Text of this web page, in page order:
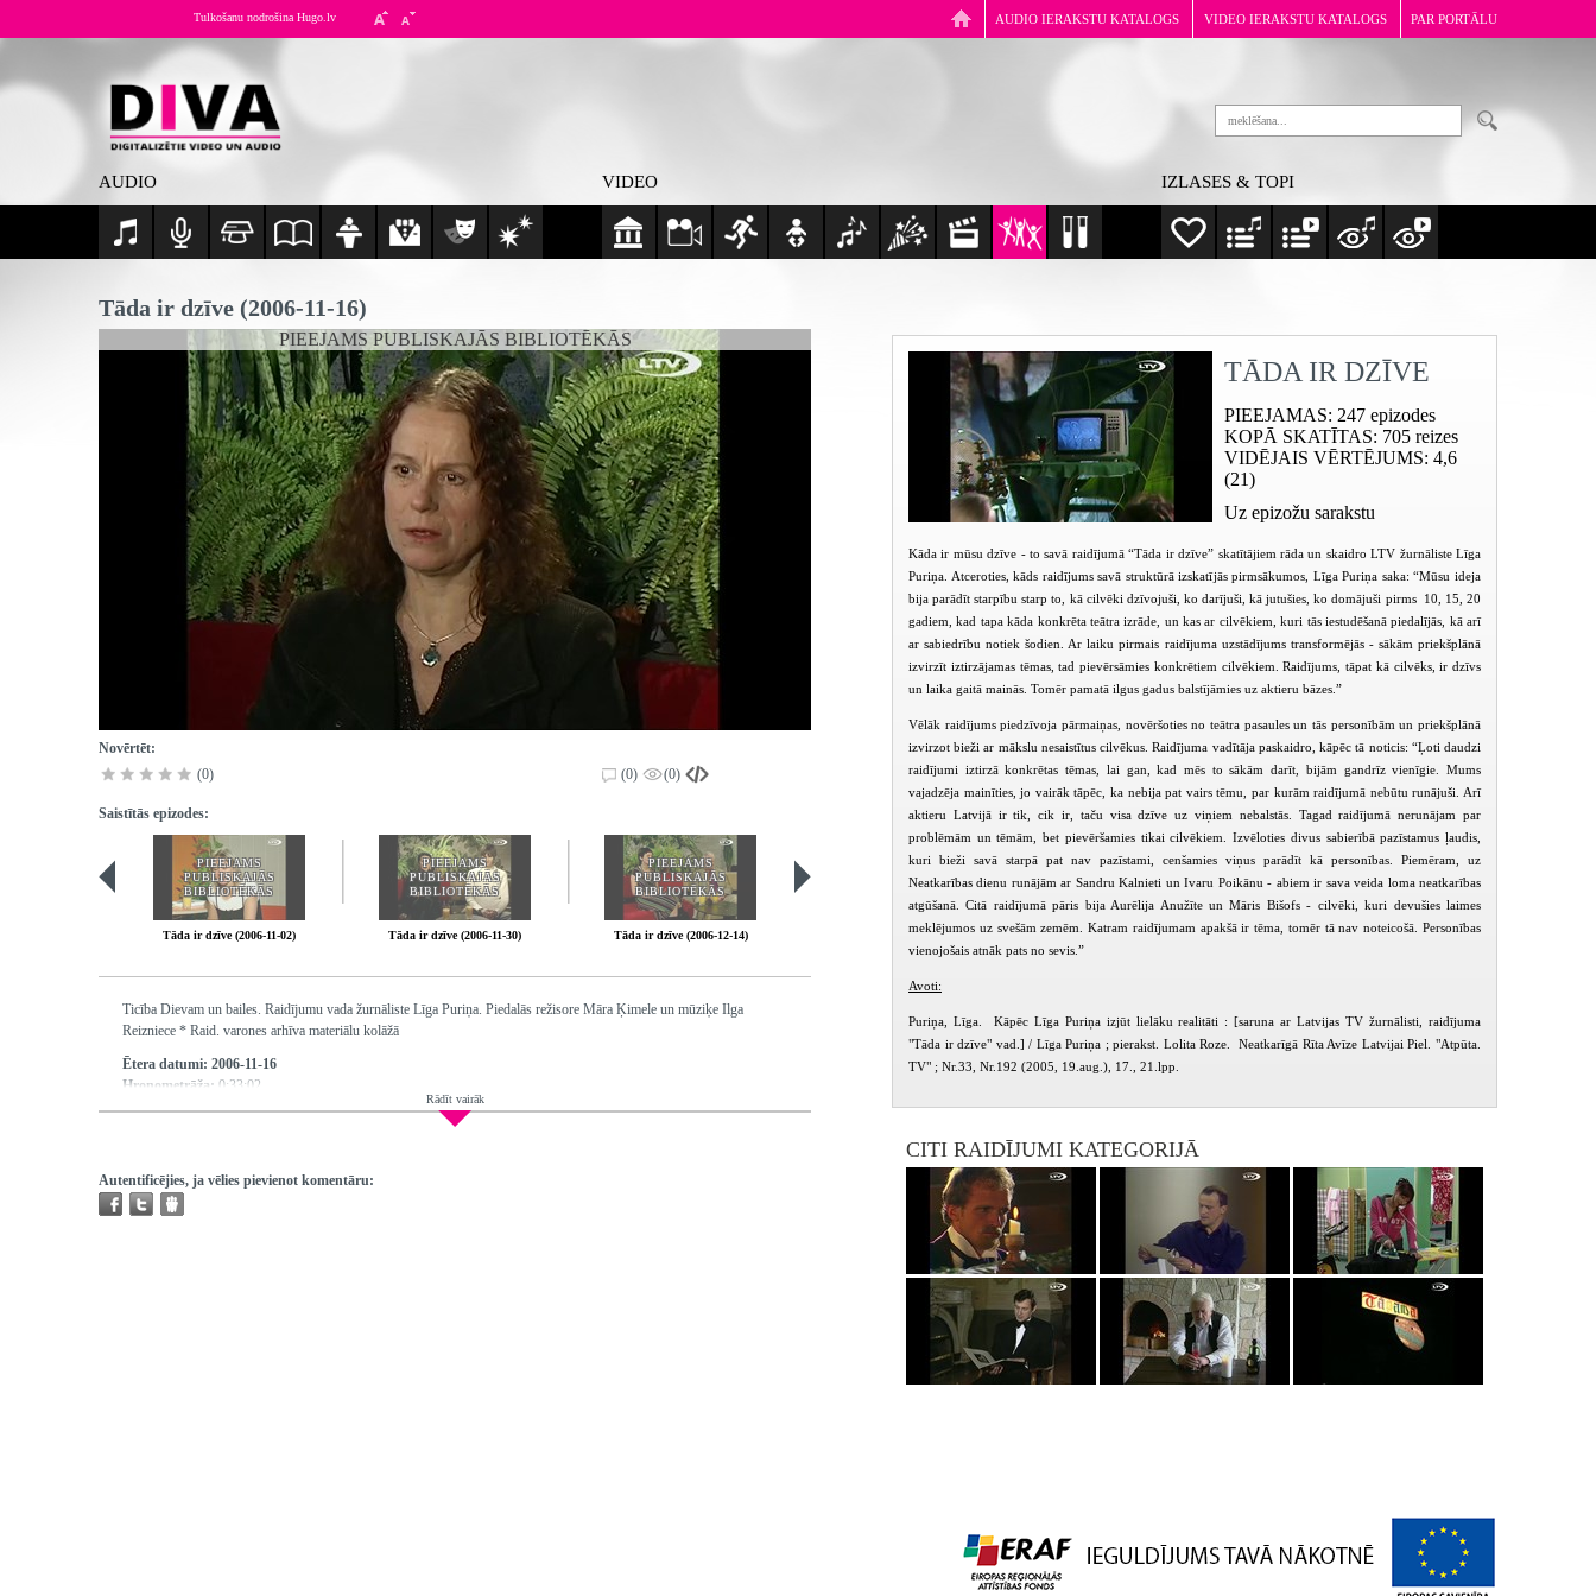
AUDIO IERAKSTU KATALOGS VIDEO IERAKSTU KATALOGS PAR PORTĀLU
Tulkošanu nodrošina Hugo.lv
AUDIO VIDEO IZLASES & TOPI
Tāda ir dzīve (2006-11-16)
PIEEJAMS PUBLISKAJĀS BIBLIOTĒKĀS
Novērtēt:
(0)
(0) (0)
Saistītās epizodes:
PIEEJAMS
PUBLISKAJĀS
BIBLIOTĒKĀS
Tāda ir dzīve (2006-11-02)
PIEEJAMS
PUBLISKAJĀS
BIBLIOTĒKĀS
Tāda ir dzīve (2006-11-30)
PIEEJAMS
PUBLISKAJĀS
BIBLIOTĒKĀS
Tāda ir dzīve (2006-12-14)
PIEEJAMS
PUBLISKAJĀS
BIBLIOTĒKĀS
Tāda ir dzīve (2007-02-16)
PIEEJAMS
PUBLISKAJĀS
BIBLIOTĒKĀS
Tāda ir dzīve (2007-03-02)
PIEEJAMS
PUBLISKAJĀS
BIBLIOTĒKĀS
Tāda ir dzīve (2007-03-12)
Ticība Dievam un bailes. Raidījumu vada žurnāliste Līga Puriņa. Piedalās režisore Māra Ķimele un mūziķe Ilga
Reizniece * Raid. varones arhīva materiālu kolāžā
Ētera datumi: 2006-11-16
Hronometrāža: 0:33:02
Piedalās:Puriņa Līga, Ķimele Māra, Reizniece Ilga
Redaktors:
Puriņa Līga
Atskaņojams:
tikai bibliotēkās
Trešo pušu autortiesības:
Rādīt vairāk
Autentificējies, ja vēlies pievienot komentāru:
TĀDA IR DZĪVE
PIEEJAMAS: 247 epizodes
KOPĀ SKATĪTAS: 705 reizes
VIDĒJAIS VĒRTĒJUMS: 4,6
(21)
Uz epizožu sarakstu
Kāda ir mūsu dzīve - to savā raidījumā “Tāda ir dzīve” skatītājiem rāda un skaidro LTV žurnāliste Līga
Puriņa. Atceroties, kāds raidījums savā struktūrā izskatījās pirmsākumos, Līga Puriņa saka: “Mūsu ideja
bija parādīt starpību starp to, kā cilvēki dzīvojuši, ko darījuši, kā jutušies, ko domājuši pirms 10, 15, 20
gadiem, kad tapa kāda konkrēta teātra izrāde, un kas ar cilvēkiem, kuri tās iestudēšanā piedalījās, kā arī
ar sabiedrību notiek šodien. Ar laiku pirmais raidījuma uzstādījums transformējās - sākām priekšplānā
izvirzīt iztirzājamas tēmas, tad pievērsāmies konkrētiem cilvēkiem. Raidījums, tāpat kā cilvēks, ir dzīvs
un laika gaitā mainās. Tomēr pamatā ilgus gadus balstījāmies uz aktieru bāzes.”
Vēlāk raidījums piedzīvoja pārmaiņas, novēršoties no teātra pasaules un tās personībām un priekšplānā
izvirzot bieži ar mākslu nesaistītus cilvēkus. Raidījuma vadītāja paskaidro, kāpēc tā noticis: “Ļoti daudzi
raidījumi iztirzā konkrētas tēmas, lai gan, kad mēs to sākām darīt, bijām gandrīz vienīgie. Mums
vajadzēja mainīties, jo vairāk tāpēc, ka nebija pat vairs tēmu, par kurām raidījumā nebūtu runājuši. Arī
aktieru Latvijā ir tik, cik ir, taču visa dzīve uz viņiem nebalstās. Tagad raidījumā nerunājam par
problēmām un tēmām, bet pievēršamies tikai cilvēkiem. Izvēloties divus sabierībā pazīstamus ļaudis,
kuri bieži savā starpā pat nav pazīstami, cenšamies viņus parādīt kā personības. Piemēram, uz
Neatkarības dienu runājām ar Sandru Kalnieti un Ivaru Poikānu - abiem ir sava veida loma neatkarības
atgūšanā. Citā raidījumā pāris bija Aurēlija Anužīte un Māris Bišofs - cilvēki, kuri devušies laimes
meklējumos uz svešām zemēm. Katram raidījumam apakšā ir tēma, tomēr tā nav noteicošā. Personības
vienojošais atnāk pats no sevis.”
Avoti:
Puriņa, Līga. Kāpēc Līga Puriņa izjūt lielāku realitāti : [saruna ar Latvijas TV žurnālisti, raidījuma
"Tāda ir dzīve" vad.] / Līga Puriņa ; pierakst. Lolita Roze. Neatkarīgā Rīta Avīze Latvijai Piel. "Atpūta.
TV" ; Nr.33, Nr.192 (2005, 19.aug.), 17., 21.lpp.
CITI RAIDĪJUMI KATEGORIJĀ